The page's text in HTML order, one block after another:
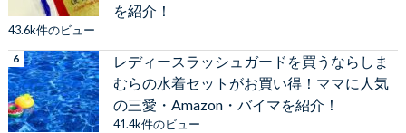
を紹介！
43.6k件のビュー
レディースラッシュガードを買うならしま
むらの水着セットがお買い得！ママに人気
の三愛・Amazon・バイマを紹介！
41.4k件のビュー